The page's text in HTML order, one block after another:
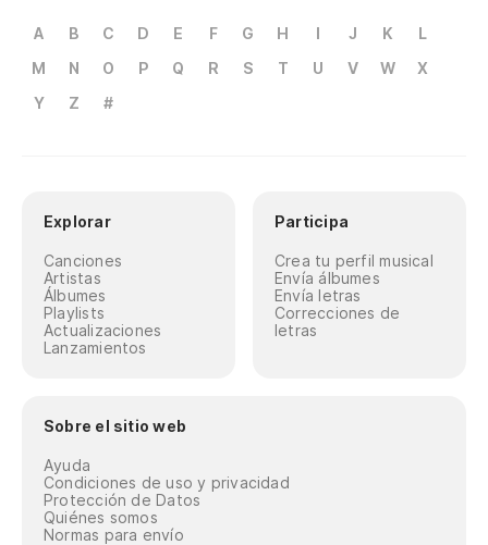
A B C D E F G H I J K
L
M
N O P Q R S T U V W
X
Y
Z #
Explorar
Canciones
Artistas
Álbumes
Playlists
Actualizaciones
Lanzamientos
Participa
Crea tu perfil musical
Envía álbumes
Envía letras
Correcciones de
letras
Sobre el sitio web
Ayuda
Condiciones de uso y privacidad
Protección de Datos
Quiénes somos
Normas para envío